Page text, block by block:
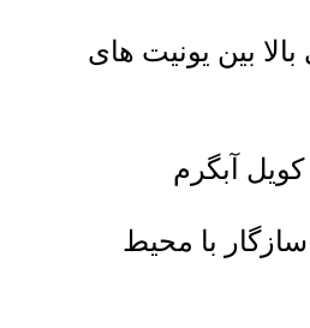
بین یونیت های
آبگرم
با محیط